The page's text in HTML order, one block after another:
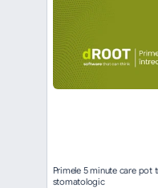
Primele 5 minute care pot
stomatologic